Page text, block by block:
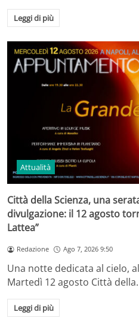
Leggi di più
Attualità
Città della Scienza, una
divulgazione: il 12 agosto
Lattea”
Redazione Ago 7, 2026 9:50
Una notte dedicata al cielo,
Martedì 12 agosto Città
Leggi di più